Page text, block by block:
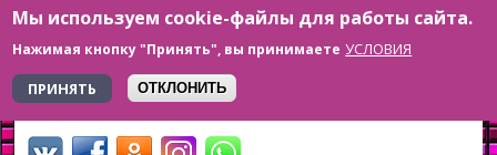
Мы используем cookie-файлы для работы сайта.
Нажимая кнопку "Принять", вы принимаете УСЛОВИЯ
ПРИНЯТЬ
ОТКЛОНИТЬ
Перейти к основному содержанию
+7 923 179-6-279